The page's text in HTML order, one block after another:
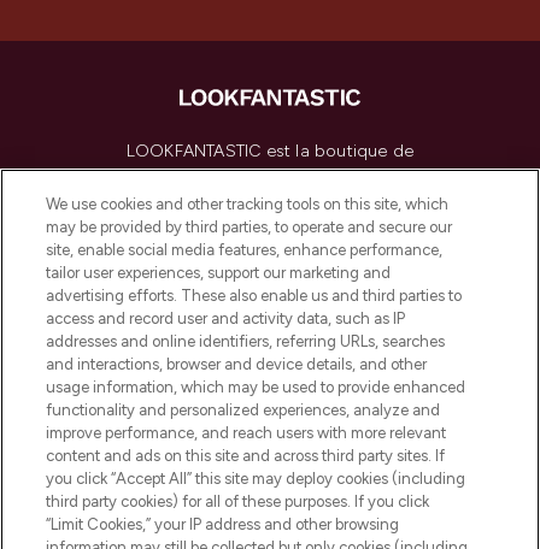
LOOKFANTASTIC est la boutique de
beauté incontournable en Europe,
proposant les meilleurs produits de soins
de la peau, des cheveux et de maquillage
de plus de 200 marques prestigieuses.
Faites vos achats en ligne ou via
l’application, avec la livraison offerte dès
55€ d'achat.
Consentement aux cookies
Do Not Sell or Share My Personal
Information
AIDE ET INFORMATIONS
We use cookies and other tracking tools on this site, which
may be provided by third parties, to operate and secure our
site, enable social media features, enhance performance,
tailor user experiences, support our marketing and
advertising efforts. These also enable us and third parties to
access and record user and activity data, such as IP
addresses and online identifiers, referring URLs, searches
and interactions, browser and device details, and other
usage information, which may be used to provide enhanced
functionality and personalized experiences, analyze and
improve performance, and reach users with more relevant
content and ads on this site and across third party sites. If
you click “Accept All” this site may deploy cookies (including
third party cookies) for all of these purposes. If you click
“Limit Cookies,” your IP address and other browsing